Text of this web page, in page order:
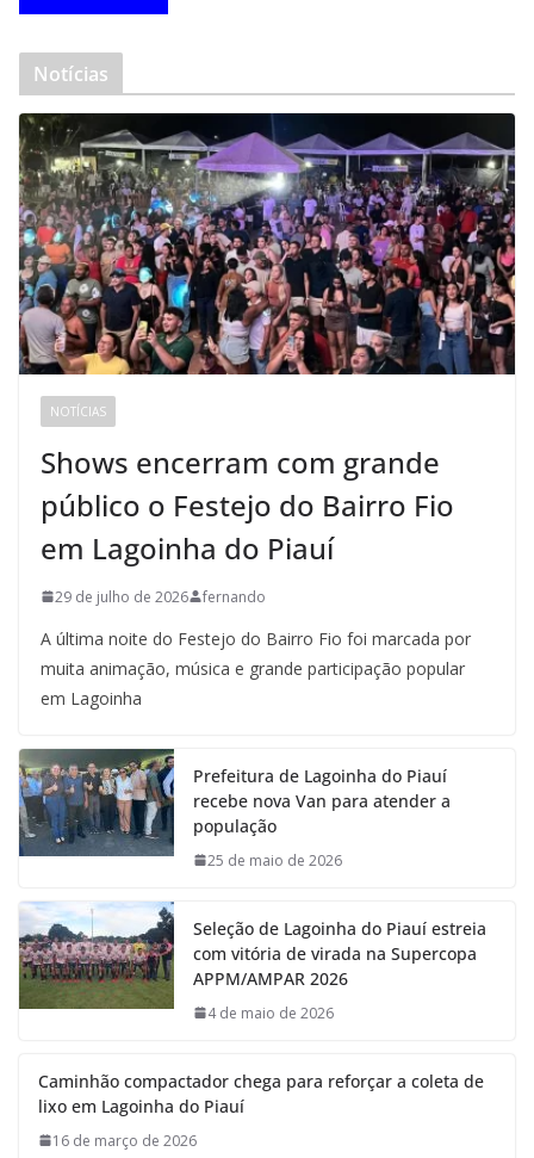
Notícias
NOTÍCIAS
Shows encerram com grande
público o Festejo do Bairro Fio
em Lagoinha do Piauí
29 de julho de 2026 fernando
A última noite do Festejo do Bairro Fio foi marcada por
muita animação, música e grande participação popular
em Lagoinha
Prefeitura de Lagoinha do Piauí
recebe nova Van para atender a
população
25 de maio de 2026
Seleção de Lagoinha do Piauí estreia
com vitória de virada na Supercopa
APPM/AMPAR 2026
4 de maio de 2026
Caminhão compactador chega para reforçar a coleta de
lixo em Lagoinha do Piauí
16 de março de 2026